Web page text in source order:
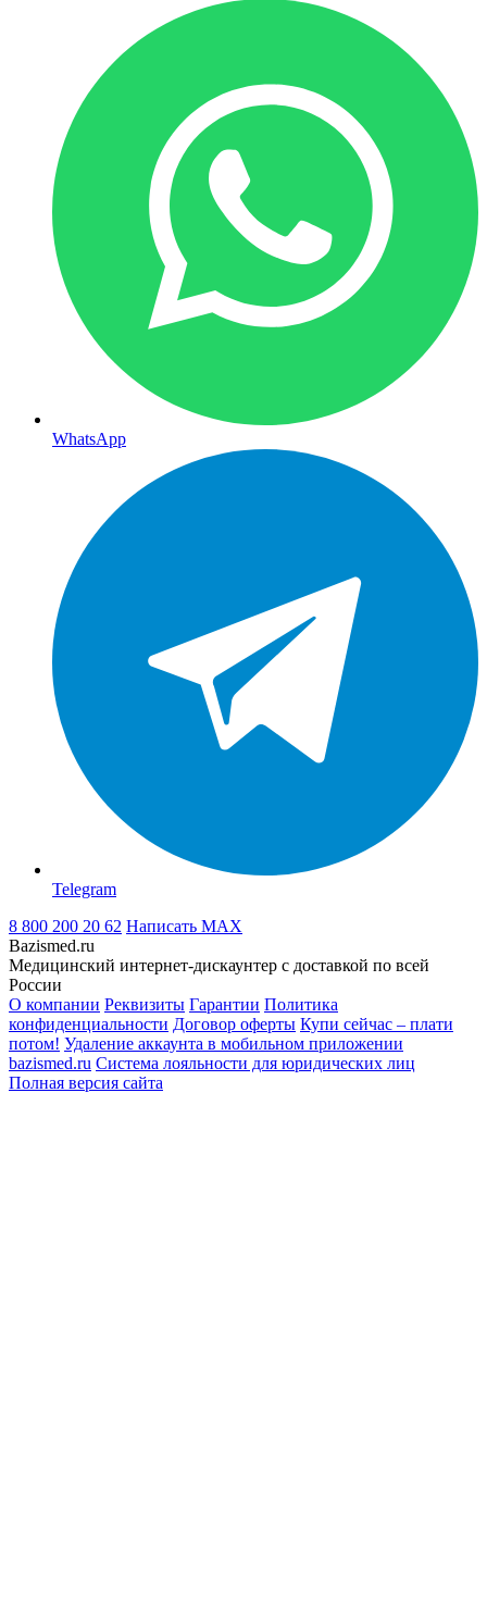
WhatsApp
Telegram
8 800 200 20 62 Написать MAX
Bazismed.ru
Медицинский интернет-дискаунтер с доставкой по всей
России
О компании Реквизиты Гарантии Политика
конфиденциальности Договор оферты Купи сейчас – плати
потом! Удаление аккаунта в мобильном приложении
bazismed.ru Система лояльности для юридических лиц
Полная версия сайта